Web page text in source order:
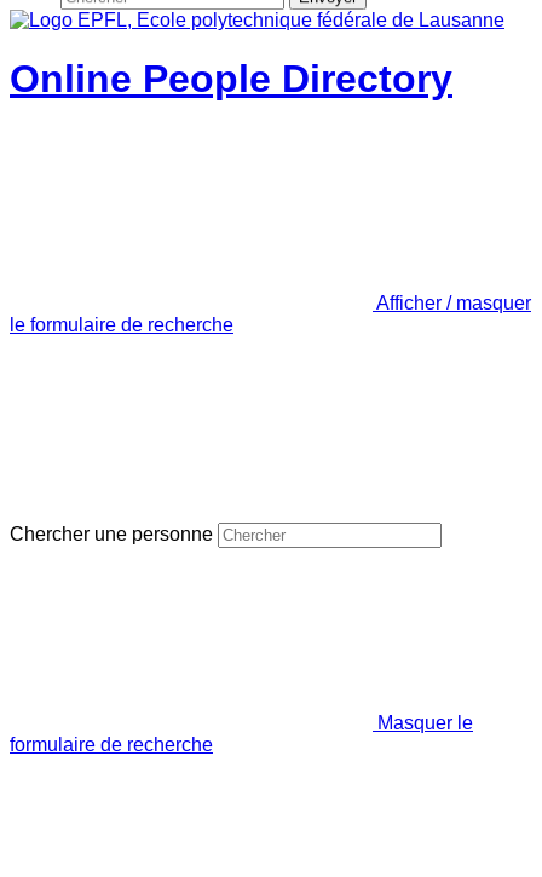
Online People Directory
Afficher / masquer
le formulaire de recherche
Chercher une personne
Masquer le
formulaire de recherche